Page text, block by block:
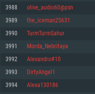
OS: Windows 10 (64 bit)
Processeur: Dual-Core 2.2 GHz
Mémoire: 4 GB
Carte graphique supportant
GeForce GTX 660. La
Connection: Connexion Internet
Disque dur: 23.1 Go (client
OS: Mac OS Big Sur 11.0 ou plus
Processeur: Core i5, minimum
pas supportés)
Mémoire: 6 GB
Carte graphique: Intel Iris Pro
résolution minimale supportée
Connection: Connexion Internet
Disque dur: 62,2 Go (client
OS: Les configurations Linux
Processeur: Dual-Core 2.4 GHz
Mémoire: 4 GB
Carte graphique: NVIDIA 660
de même pour AMD (La
720p)
Connection: Connexion Internet
Disque dur: 62,2 Go (client
3988 olive_audio60@psn
3989 the_iceman25631
3990 TurmTurmSahur
3991 Morda_Nebritaya
3992 Alexandro#10
3993 DirtyAngel1
3994 Alexa130186